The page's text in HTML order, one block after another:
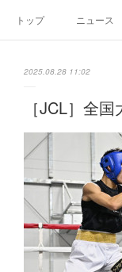
トップ ニュース
2025.08.28 11:02
［JCL］全